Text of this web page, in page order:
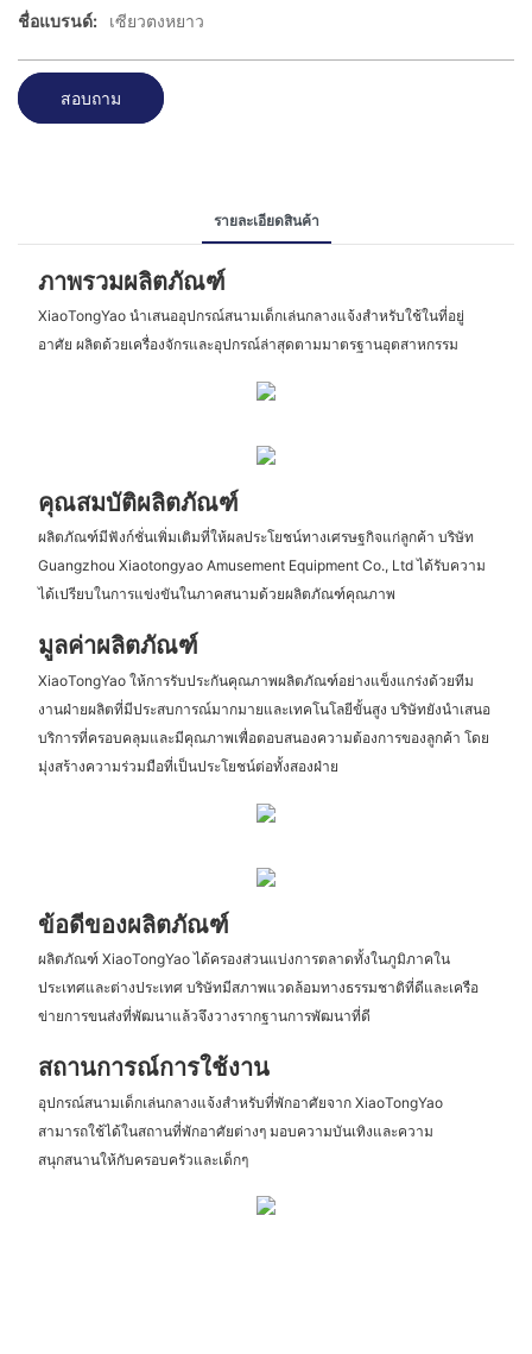
ชื่อแบรนด์: เซียวตงหยาว
สอบถาม
รายละเอียดสินค้า
ภาพรวมผลิตภัณฑ์
XiaoTongYao นำเสนออุปกรณ์สนามเด็กเล่นกลางแจ้งสำหรับใช้ในที่อยู่
อาศัย ผลิตด้วยเครื่องจักรและอุปกรณ์ล่าสุดตามมาตรฐานอุตสาหกรรม
คุณสมบัติผลิตภัณฑ์
ผลิตภัณฑ์มีฟังก์ชั่นเพิ่มเติมที่ให้ผลประโยชน์ทางเศรษฐกิจแก่ลูกค้า บริษัท
Guangzhou Xiaotongyao Amusement Equipment Co., Ltd ได้รับความ
ได้เปรียบในการแข่งขันในภาคสนามด้วยผลิตภัณฑ์คุณภาพ
มูลค่าผลิตภัณฑ์
XiaoTongYao ให้การรับประกันคุณภาพผลิตภัณฑ์อย่างแข็งแกร่งด้วยทีม
งานฝ่ายผลิตที่มีประสบการณ์มากมายและเทคโนโลยีขั้นสูง บริษัทยังนำเสนอ
บริการที่ครอบคลุมและมีคุณภาพเพื่อตอบสนองความต้องการของลูกค้า โดย
มุ่งสร้างความร่วมมือที่เป็นประโยชน์ต่อทั้งสองฝ่าย
ข้อดีของผลิตภัณฑ์
ผลิตภัณฑ์ XiaoTongYao ได้ครองส่วนแบ่งการตลาดทั้งในภูมิภาคใน
ประเทศและต่างประเทศ บริษัทมีสภาพแวดล้อมทางธรรมชาติที่ดีและเครือ
ข่ายการขนส่งที่พัฒนาแล้วจึงวางรากฐานการพัฒนาที่ดี
สถานการณ์การใช้งาน
อุปกรณ์สนามเด็กเล่นกลางแจ้งสำหรับที่พักอาศัยจาก XiaoTongYao
สามารถใช้ได้ในสถานที่พักอาศัยต่างๆ มอบความบันเทิงและความ
สนุกสนานให้กับครอบครัวและเด็กๆ